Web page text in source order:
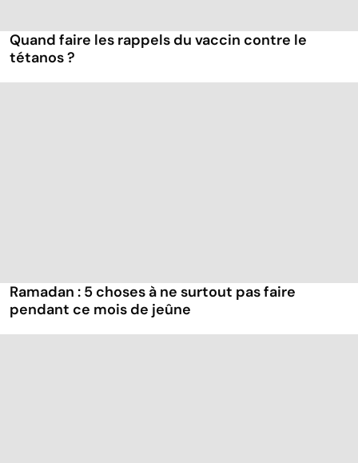
Quand faire les rappels du vaccin contre le
tétanos ?
Ramadan : 5 choses à ne surtout pas faire
pendant ce mois de jeûne